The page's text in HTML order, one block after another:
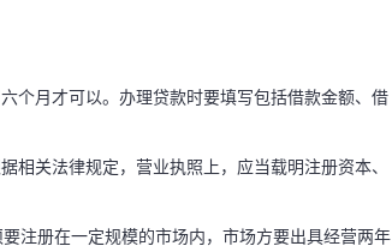
个月才可以。办理贷款时要填写包括借款金额、借
相关法律规定，营业执照上，应当载明注册资本、
注册在一定规模的市场内，市场方要出具经营两年